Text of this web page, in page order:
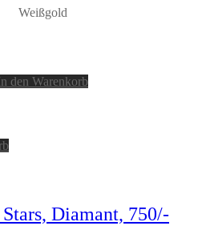
Weißgold
den Warenkorb
Diamant, 750/-